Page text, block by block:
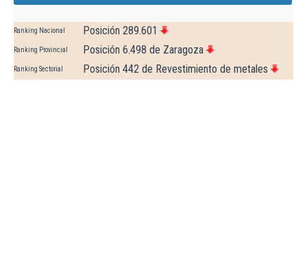
Ranking Nacional Posición 289.601
Ranking Provincial Posición 6.498 de Zaragoza
Ranking Sectorial Posición 442 de Revestimiento de metales